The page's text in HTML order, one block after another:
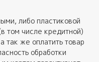
либо пластиковой
том числе кредитной)
так же оплатить товар
обработки